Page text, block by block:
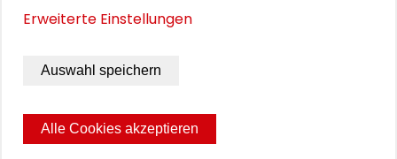
Impressionen der Denkwerkstatt
Erweiterte Einstellungen
Auswahl speichern
Alle Cookies akzeptieren